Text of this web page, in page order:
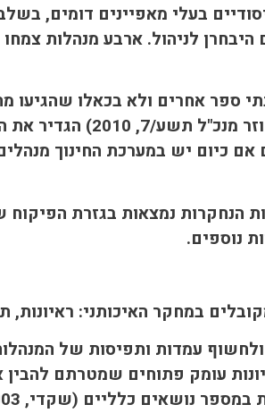
בעלי מאפיינים דומים,
היבחרן לניהול. ארבע מנהלות
ספר אחרים ולא בכאלו שהגיעו
כיום יש במערכת החינוך
הנחקרות נמצאות בגזרת
נוספים.
במחקר האיכותני: ראיונות,
עמדות ותפיסות של
עומק פתוחים שמטרתם
נושאים כלליים (שקדי, 2003).